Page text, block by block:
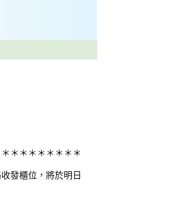
＊＊＊＊＊＊＊＊
發櫃位，將於明日